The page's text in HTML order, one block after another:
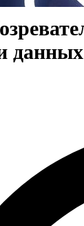
данных